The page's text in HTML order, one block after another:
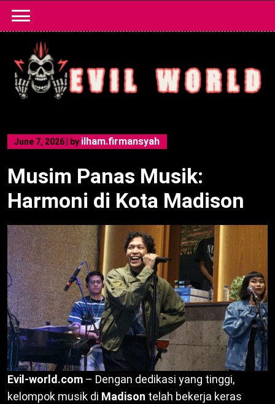
content
June 7, 2026 by ilham.firmansyah
Musim Panas Musik:
Harmoni di Kota Madison
Evil-world.com – Dengan dedikasi yang tinggi,
kelompok musik di Madison telah bekerja keras